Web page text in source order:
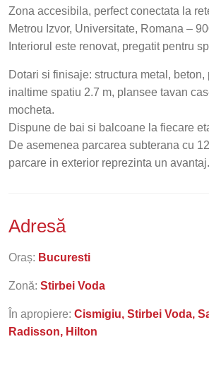
Zona accesibila, perfect conectata la
Metrou Izvor, Universitate, Romana –
Interiorul este renovat, pregatit pentru
Dotari si finisaje: structura metal, beton,
inaltime spatiu 2.7 m, plansee tavan
mocheta.
Dispune de bai si balcoane la fiecare
De asemenea parcarea subterana cu
parcare in exterior reprezinta un avantaj.
Adresă
Oraș: Bucuresti
Zonă: Stirbei Voda
În apropiere: Cismigiu, Stirbei Voda,
Radisson, Hilton